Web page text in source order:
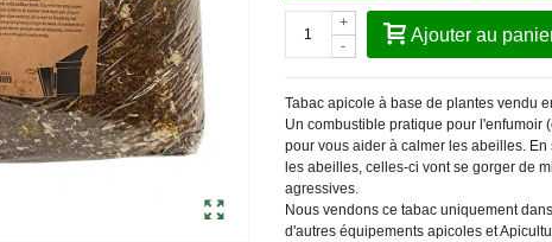
-
+
Ajouter au
Tabac apicole à base de plantes vendu
Un combustible pratique pour l'enfumoir
pour vous aider à calmer les abeilles.
les abeilles, celles-ci vont se gorger de
agressives.
Nous vendons ce tabac uniquement
d'autres équipements apicoles et